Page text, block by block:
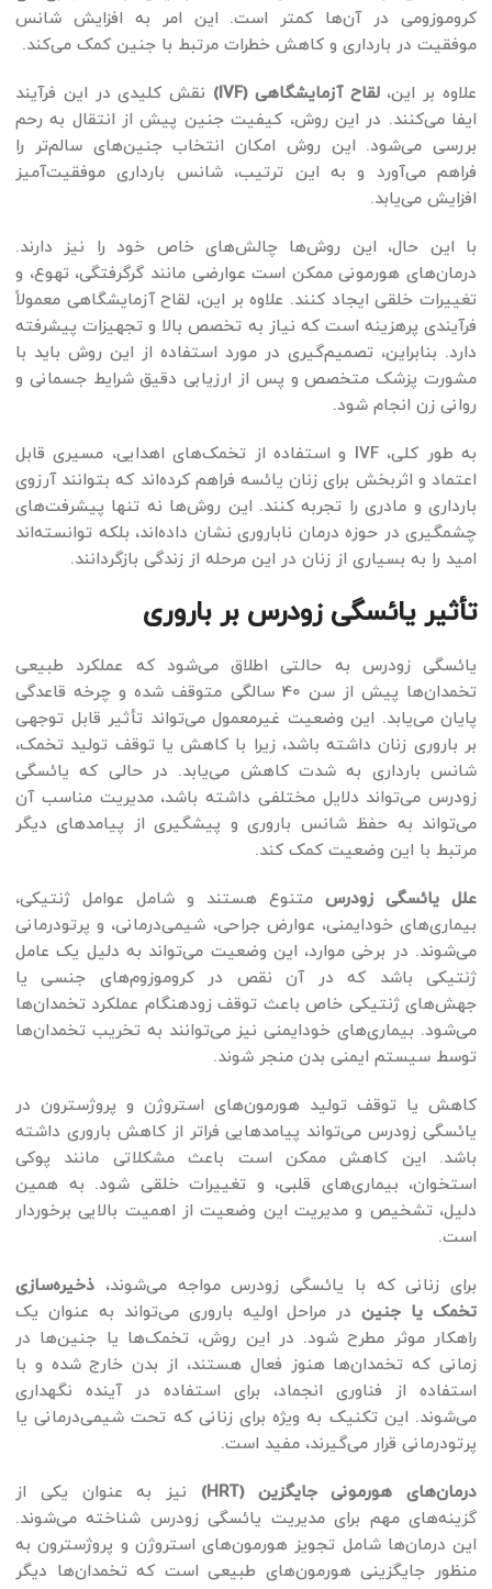
کروموزومی در آن‌ها کمتر است. این امر به افزایش شانس
موفقیت در بارداری و کاهش خطرات مرتبط با جنین کمک می‌کند.
علاوه بر این،لقاح آزمایشگاهی (IVF)
نقش کلیدی در این فرآیند
ایفا می‌کنند. در این روش، کیفیت جنین پیش از انتقال به رحم
بررسی می‌شود. این روش امکان انتخاب جنین‌های سالم‌تر را
فراهم می‌آورد و به این ترتیب، شانس بارداری موفقیت‌آمیز
افزایش می‌یابد.
با این حال، این روش‌ها چالش‌های خاص خود را نیز دارند.
درمان‌های هورمونی ممکن است عوارضی مانند گرگرفتگی، تهوع، و
تغییرات خلقی ایجاد کنند. علاوه بر این، لقاح آزمایشگاهی معمولاً
فرآیندی پرهزینه است که نیاز به تخصص بالا و تجهیزات پیشرفته
دارد. بنابراین، تصمیم‌گیری در مورد استفاده از این روش باید با
مشورت پزشک متخصص و پس از ارزیابی دقیق شرایط جسمانی و
روانی زن انجام شود.
به طور کلی، IVF و استفاده از تخمک‌های اهدایی، مسیری قابل
اعتماد و اثربخش برای زنان یائسه فراهم کرده‌اند که بتوانند آرزوی
بارداری و مادری را تجربه کنند. این روش‌ها نه تنها پیشرفت‌های
چشمگیری در حوزه درمان ناباروری نشان داده‌اند، بلکه توانسته‌اند
امید را به بسیاری از زنان در این مرحله از زندگی بازگردانند.
تأثیر یائسگی زودرس بر باروری
یائسگی زودرس به حالتی اطلاق می‌شود که عملکرد طبیعی
تخمدان‌ها پیش از سن 40 سالگی متوقف شده و چرخه قاعدگی
پایان می‌یابد. این وضعیت غیرمعمول می‌تواند تأثیر قابل توجهی
بر باروری زنان داشته باشد، زیرا با کاهش یا توقف تولید تخمک،
شانس بارداری به شدت کاهش می‌یابد. در حالی که یائسگی
زودرس می‌تواند دلایل مختلفی داشته باشد، مدیریت مناسب آن
می‌تواند به حفظ شانس باروری و پیشگیری از پیامدهای دیگر
مرتبط با این وضعیت کمک کند.
علل یائسگی زودرس متنوع هستند و شامل عوامل ژنتیکی،
بیماری‌های خودایمنی، عوارض جراحی، شیمی‌درمانی، و پرتودرمانی
می‌شوند. در برخی موارد، این وضعیت می‌تواند به دلیل یک عامل
ژنتیکی باشد که در آن نقص در کروموزوم‌های جنسی یا
جهش‌های ژنتیکی خاص باعث توقف زودهنگام عملکرد تخمدان‌ها
می‌شود. بیماری‌های خودایمنی نیز می‌توانند به تخریب تخمدان‌ها
توسط سیستم ایمنی بدن منجر شوند.
کاهش یا توقف تولید هورمون‌های استروژن و پروژسترون در
یائسگی زودرس می‌تواند پیامدهایی فراتر از کاهش باروری داشته
باشد. این کاهش ممکن است باعث مشکلاتی مانند پوکی
استخوان، بیماری‌های قلبی، و تغییرات خلقی شود. به همین
دلیل، تشخیص و مدیریت این وضعیت از اهمیت بالایی برخوردار
است.
برای زنانی که با یائسگی زودرس مواجه می‌شوند، ذخیره‌سازی
تخمک یا جنیندر مراحل اولیه باروری می‌تواند به عنوان یک
راهکار موثر مطرح شود. در این روش، تخمک‌ها یا جنین‌ها در
زمانی که تخمدان‌ها هنوز فعال هستند، از بدن خارج شده و با
استفاده از فناوری انجماد، برای استفاده در آینده نگهداری
می‌شوند. این تکنیک به ویژه برای زنانی که تحت شیمی‌درمانی یا
پرتودرمانی قرار می‌گیرند، مفید است.
درمان‌های هورمونی جایگزین (HRT)
نیز به عنوان یکی از
گزینه‌های مهم برای مدیریت یائسگی زودرس شناخته می‌شوند.
این درمان‌ها شامل تجویز هورمون‌های استروژن و پروژسترون به
منظور جایگزینی هورمون‌های طبیعی است که تخمدان‌ها دیگر